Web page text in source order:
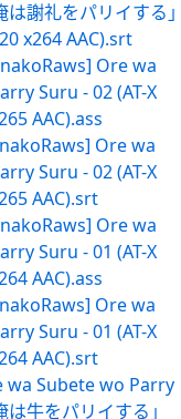
謝礼をパリイする」
x264 AAC).srt
Ore wa
Suru - 02 (AT-X
AAC).ass
Ore wa
Suru - 02 (AT-X
AAC).srt
Ore wa
Suru - 01 (AT-X
AAC).ass
Ore wa
Suru - 01 (AT-X
AAC).srt
wa Subete wo Parry
牛をパリイする」